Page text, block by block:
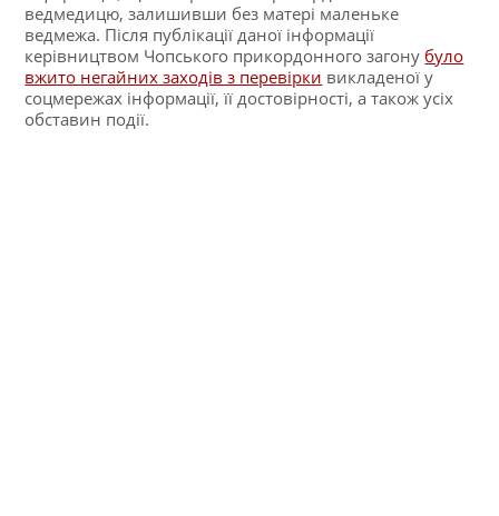
ведмедицю, залишивши без матері маленьке
ведмежа. Після публікації даної інформації
керівництвом Чопського прикордонного загонубуло
вжито негайних заходів з перевірки викладеної у
соцмережах інформації, її достовірності, а також усіх
обставин події.